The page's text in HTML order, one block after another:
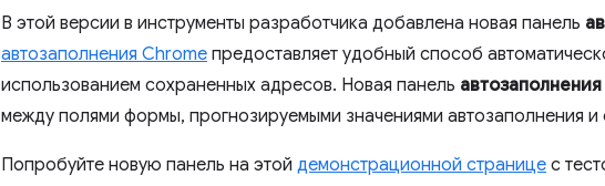
В этой версии в инструменты разработчика добавлена ​​новая панель
автозаполнения Chrome предоставляет удобный способ
использованием сохраненных адресов. Новая панель автозаполнения
между полями формы, прогнозируемыми значениями автозаполнения
Попробуйте новую панель на этой демонстрационной странице с